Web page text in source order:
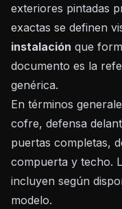
exteriores pintadas
exactas se definen
instalación que
documento es la
genérica.
En términos
cofre, defensa
puertas completas,
compuerta y techo.
incluyen según
modelo.